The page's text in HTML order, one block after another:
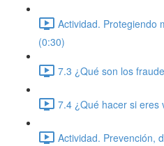
Actividad. Protegiendo
(0:30)
7.3 ¿Qué son los
7.4 ¿Qué hacer si eres
Actividad. Prevención,